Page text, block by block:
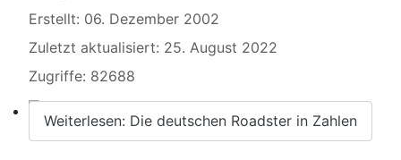
Willkommen 107er
Erstellt: 06. Dezember 2002
Zuletzt aktualisiert: 25. August 2022
Zugriffe: 82688
Weiterlesen: Die deutschen Roadster in Zahlen